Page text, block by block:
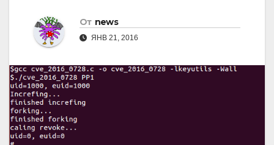
От news
ЯНВ 21, 2016